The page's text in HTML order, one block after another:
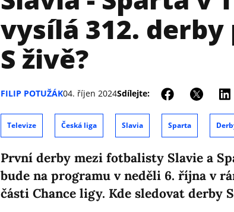
vysílá 312. derby
S živě?
FILIP POTUŽÁK04. říjen 2024Sdílejte:
Televize Česká liga Slavia Sparta
První derby mezi fotbalisty Slavie a
bude na programu v neděli 6. října v
části Chance ligy. Kde sledovat derby